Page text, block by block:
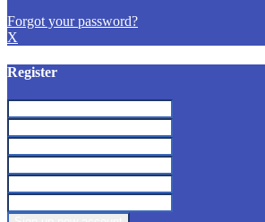
Forgot your password?
X
Register